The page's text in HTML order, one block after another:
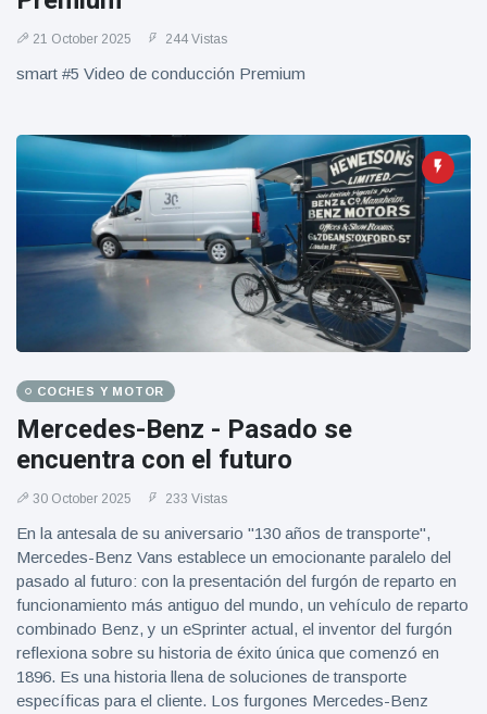
und tanzt
Mariachi-
21 October 2025 244 Vistas
smart #5 Video de conducción Premium
COCHES Y MOTOR
Mercedes-Benz - Pasado se
encuentra con el futuro
30 October 2025 233 Vistas
En la antesala de su aniversario "130 años de transporte",
Mercedes-Benz Vans establece un emocionante paralelo del
pasado al futuro: con la presentación del furgón de reparto en
funcionamiento más antiguo del mundo, un vehículo de reparto
combinado Benz, y un eSprinter actual, el inventor del furgón
reflexiona sobre su historia de éxito única que comenzó en
1896. Es una historia llena de soluciones de transporte
específicas para el cliente. Los furgones Mercedes-Benz